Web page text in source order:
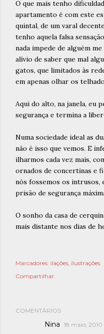
O que mais tenho
apartamento é com este
quintal, de um varal
tenho aquela falsa
nada impede de alguém
alívio de saber que mal
gatos, que limitados às
em apenas olhar os
Aqui do alto, na janela, eu
segurança e termina a
Numa sociedade ideal as
não é isso que vemos. E
ilharmos cada vez mais,
ornados de concertinas e
nós fossemos os intrusos,
prisão de segurança
O sonho da casa de
mais distante nos dias de
Marcadores: ilações ilustrações
Compartilhar
COMENTÁRIOS
Nina 18 maio,